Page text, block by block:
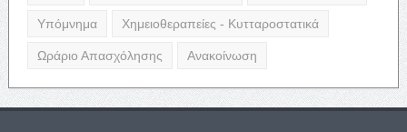
Υπόμνημα Χημειοθεραπείες - Κυτταροστατικά
Ωράριο Απασχόλησης Ανακοίνωση